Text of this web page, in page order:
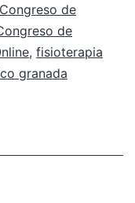
Congreso de
de
, fisioterapia
granada